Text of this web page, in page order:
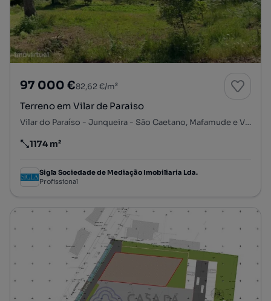
97 000 €82,62 €/m²
Terreno em Vilar de Paraiso
Vilar do Paraíso - Junqueira - São Caetano, Mafamude e Vilar do Paraíso, Vila Nova de Gaia, Porto
Preço por metro quadrado
1174 m²
Sigla Sociedade de Mediação Imobiliaria Lda.
Profissional